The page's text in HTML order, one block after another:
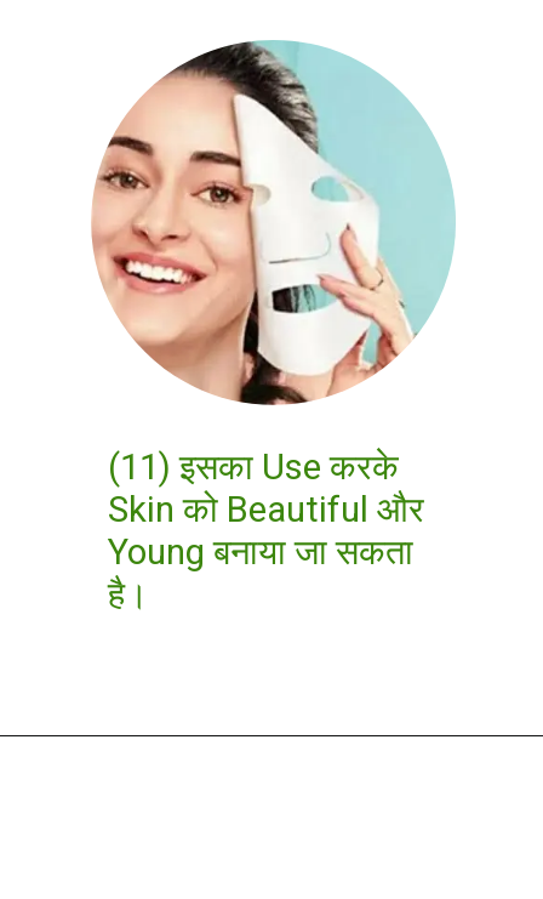
(11) इसका Use करके
Skin को Beautiful और
Young बनाया जा सकता
है।